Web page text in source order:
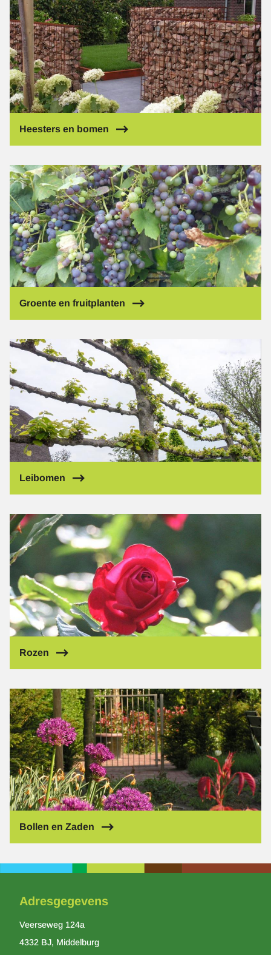
Heesters en bomen
Afbeelding
Groente en fruitplanten
Afbeelding
Leibomen
Afbeelding
Rozen
Afbeelding
Bollen en Zaden
Adresgegevens
Veerseweg 124a
4332 BJ, Middelburg